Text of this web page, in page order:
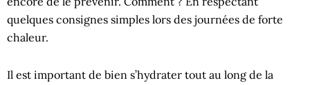
quelques consignes simples lors des journées de forte
chaleur.
Il est important de bien s’hydrater tout au long de la